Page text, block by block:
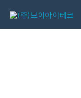
츠